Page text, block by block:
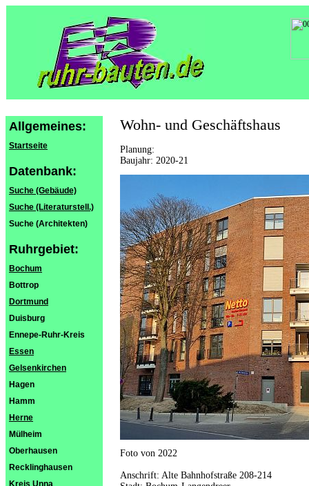
Allgemeines:
Startseite
Datenbank:
Suche (Gebäude)
Suche (Literaturstell.)
Suche (Architekten)
Ruhrgebiet:
Bochum
Bottrop
Dortmund
Duisburg
Ennepe-Ruhr-Kreis
Essen
Gelsenkirchen
Hagen
Hamm
Herne
Mülheim
Oberhausen
Recklinghausen
Kreis Unna
Wohn- und Geschäftshaus
Planung:
Baujahr: 2020-21
Foto von 2022
Anschrift: Alte Bahnhofstraße 208-214